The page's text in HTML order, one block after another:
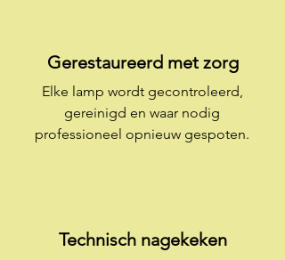
Gerestaureerd met zorg
Elke lamp wordt gecontroleerd,
gereinigd en waar nodig
professioneel opnieuw gespoten.
Technisch nagekeken